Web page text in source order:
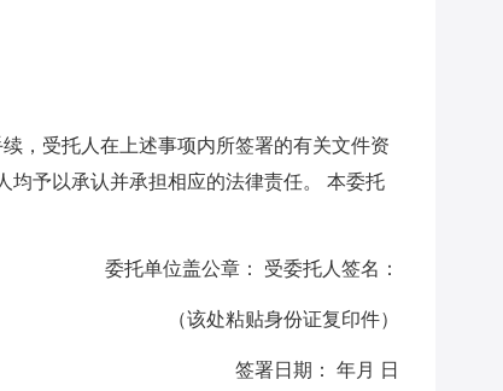
，受托人在上述事项内所签署的有关文件资
均予以承认并承担相应的法律责任。 本委托
委托单位盖公章： 受委托人签名：
（该处粘贴身份证复印件）
签署日期： 年月 日